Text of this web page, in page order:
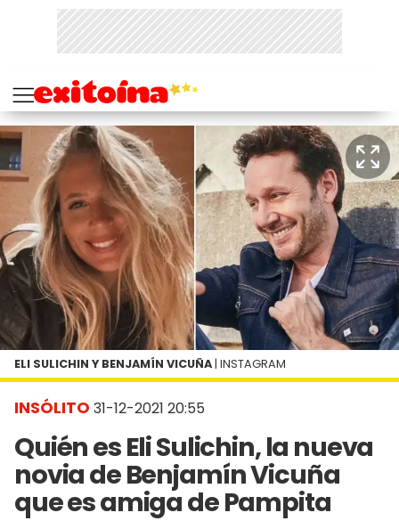
INSÓLITO 31-12-2021 20:55
Quién es Eli Sulichin, la nueva
novia de Benjamín Vicuña
que es amiga de Pampita
ELI SULICHIN Y BENJAMÍN VICUÑA | INSTAGRAM